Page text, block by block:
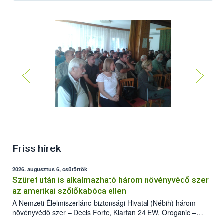
Friss hírek
2026. augusztus 6, csütörtök
Szüret után is alkalmazható három növényvédő szer
az amerikai szőlőkabóca ellen
A Nemzeti Élelmiszerlánc-biztonsági Hivatal (Nébih) három
növényvédő szer – Decis Forte, Klartan 24 EW, Oroganic –